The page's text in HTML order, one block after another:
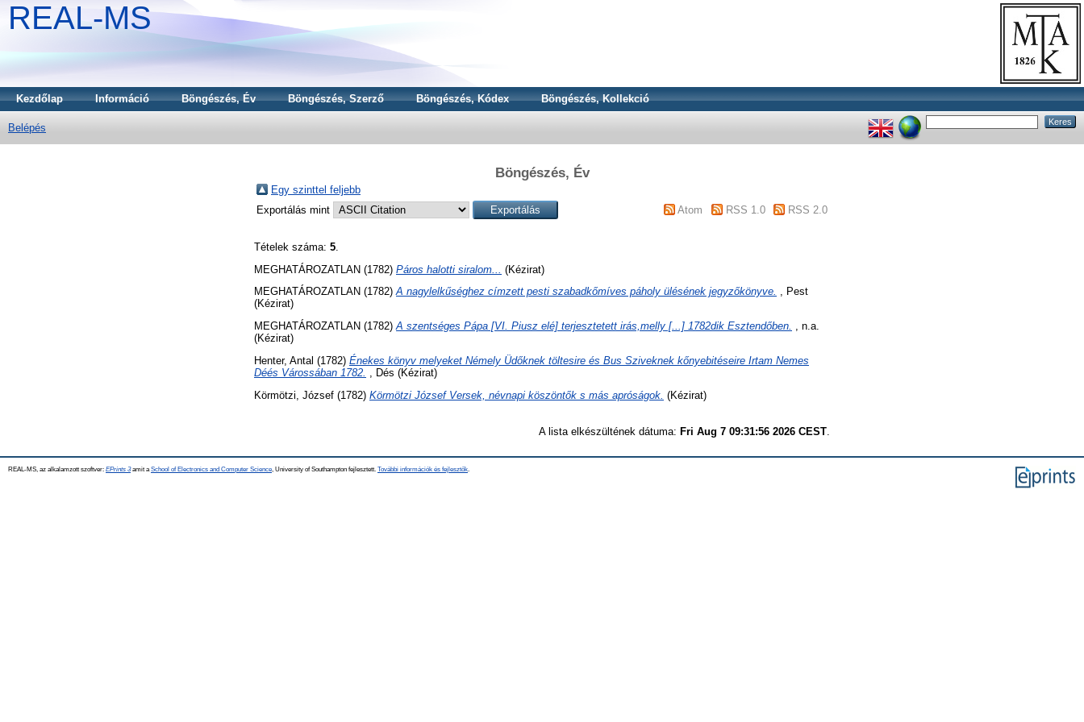
REAL-MS
Kezdőlap Információ Böngészés, Év Böngészés, Szerző Böngészés, Kódex Böngészés, Kollekció
Belépés
Böngészés, Év
Egy szinttel feljebb
Exportálás mint
Atom RSS 1.0 RSS 2.0
Tételek száma: 5
MEGHATÁROZATLAN (1782) Páros halotti siralom...
(Kézirat)
MEGHATÁROZATLAN (1782)A nagylelkűséghez címzett pesti szabadkőmíves páholy ülésének jegyzőkönyve. , Pest
(Kézirat)
MEGHATÁROZATLAN (1782)A szentséges Pápa [VI. Piusz elé] terjesztetett irás,melly [...] 1782dik Esztendőben. , n.a.
(Kézirat)
Henter, Antal (1782) Énekes könyv melyeket Némely Üdőknek töltesire és Bus Sziveknek kőnyebitéseire Irtam Nemes
Déés Várossában 1782.
, Dés (Kézirat)
Körmötzi, József (1782) Körmötzi József Versek, névnapi köszöntők s más apróságok. (Kézirat)
A lista elkészültének dátuma: Fri Aug 7 09:31:56 2026 CEST
REAL-MS, az alkalamzott szoftver: EPrints 3amit a School of Electronics and Computer Science , University of Southampton fejlesztett. További információk és fejlesztők